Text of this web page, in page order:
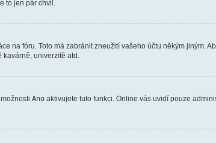
to jen pár chvil.
na fóru. Toto má zabránit zneužití vašeho účtu někým jiným.
kavárně, univerzitě atd.
Ano aktivujete tuto funkci. Online vás uvidí pouze